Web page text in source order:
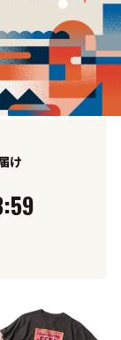
け